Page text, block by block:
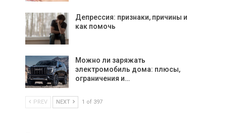
Депрессия: признаки, причины и
как помочь
Можно ли заряжать
электромобиль дома: плюсы,
ограничения и…
PREV NEXT 1 of 397